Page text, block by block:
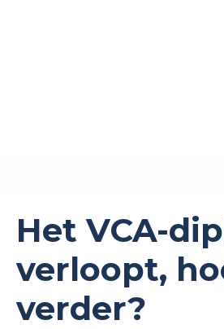
Het VCA-
verloopt,
verder?